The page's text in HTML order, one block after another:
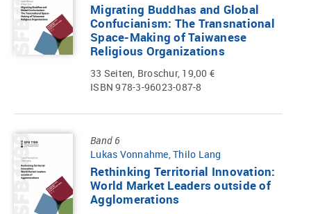
Migrating Buddhas and Global
Confucianism: The Transnational
Space-Making of Taiwanese
Religious Organizations
33 Seiten, Broschur, 19,00 €
ISBN 978-3-96023-087-8
Band 6
Lukas Vonnahme,Thilo Lang
Rethinking Territorial Innovation:
World Market Leaders outside of
Agglomerations